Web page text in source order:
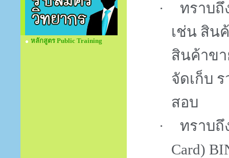
หลักสูตร Public Training
·
ทราบถึ
เช่น สิน
สินค้าข
จัดเก็บ
สอบ
·
ทราบถึ
Card)